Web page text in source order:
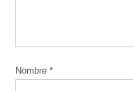
Nombre*